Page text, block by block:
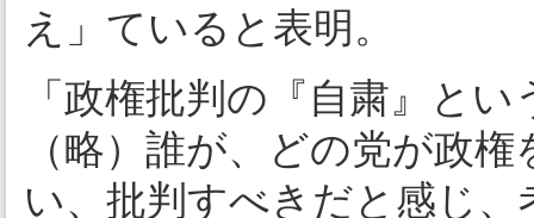
え」ていると表明。
「政権批判の『自粛』と
（略）誰が、どの党が政
い、批判すべきだと感じ